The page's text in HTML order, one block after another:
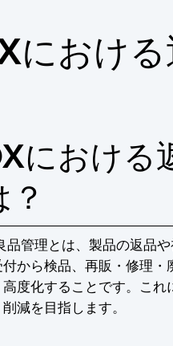
をご覧いただくか、お気軽にお問い
における
における
品管理とは、製品の返品
から検品、再販・修理・
度化することです。これ
減を目指します。